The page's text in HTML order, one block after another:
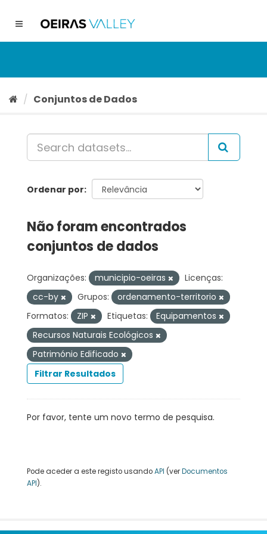
conteúdo
Toggle
Conjuntos de Dados
Ordenar por
Não foram encontrados
conjuntos de dados
Organizações: municipio-oeiras
Licenças:
cc-by
Grupos:
ordenamento-territorio
Formatos:
ZIP Etiquetas:
Equipamentos
Recursos Naturais Ecológicos
Património Edificado
Filtrar Resultados
Por favor, tente um novo termo de pesquisa.
Pode aceder a este registo usandoAPI (verDocumentos
API).